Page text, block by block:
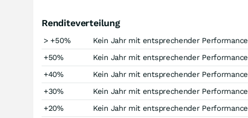
Renditeverteilung
> +50%
Kein Jahr mit entsprechender Performance
+50%
Kein Jahr mit entsprechender Performance
+40%
Kein Jahr mit entsprechender Performance
+30%
Kein Jahr mit entsprechender Performance
+20%
Kein Jahr mit entsprechender Performance